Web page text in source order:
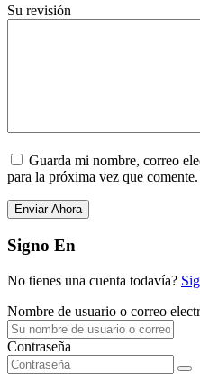
Su revisión
Guarda mi nombre, correo
para la próxima vez que comente.
Signo En
No tienes una cuenta todavía?
Nombre de usuario o correo
Contraseña